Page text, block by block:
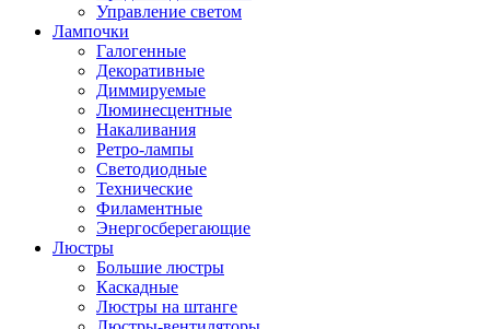
Управление светом
Лампочки
Галогенные
Декоративные
Диммируемые
Люминесцентные
Накаливания
Ретро-лампы
Светодиодные
Технические
Филаментные
Энергосберегающие
Люстры
Большие люстры
Каскадные
Люстры на штанге